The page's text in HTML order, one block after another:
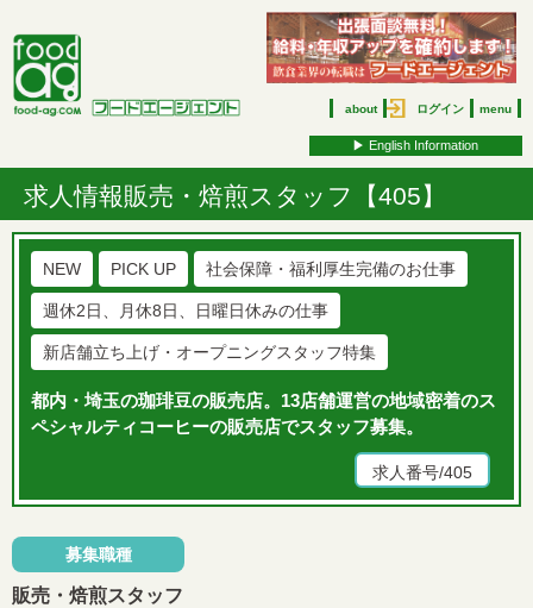
about ログイン menu
▶︎ English Information
求人情報販売・焙煎スタッフ【405】
NEW PICK UP 社会保障・福利厚生完備のお仕事
週休2日、月休8日、日曜日休みの仕事
新店舗立ち上げ・オープニングスタッフ特集
都内・埼玉の珈琲豆の販売店。13店舗運営の地域密着のス
ペシャルティコーヒーの販売店でスタッフ募集。
求人番号/405
募集職種
販売・焙煎スタッフ